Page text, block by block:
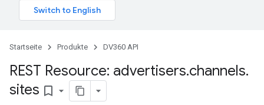
Startseite Produkte DV360 API
REST Resource: advertisers.channels.
sites bookmark_border